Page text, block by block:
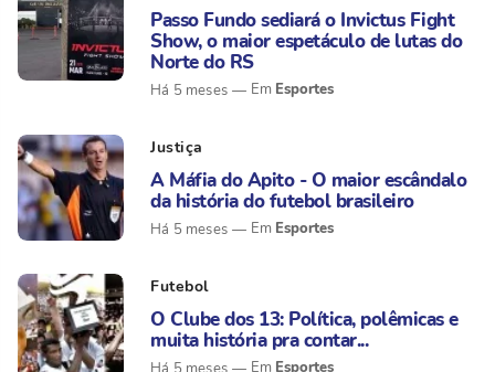
Passo Fundo sediará o Invictus Fight
Show, o maior espetáculo de lutas do
Norte do RS
Há 5 meses Esportes
Justiça
A Máfia do Apito - O maior escândalo
da história do futebol brasileiro
Há 5 meses Esportes
Futebol
O Clube dos 13: Política, polêmicas e
muita história pra contar...
Esportes